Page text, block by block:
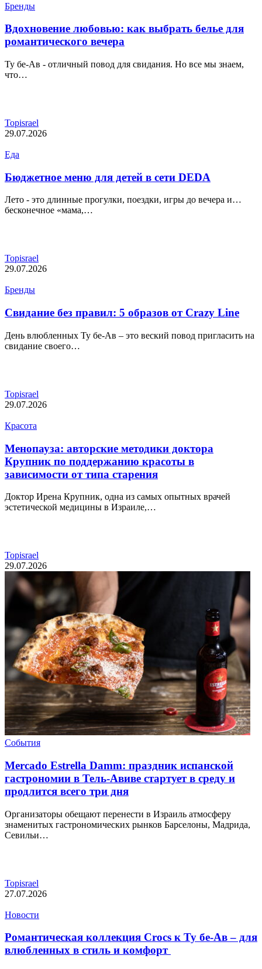
Бренды
Вдохновение любовью: как выбрать белье для
романтического вечера
Ту бе-Ав - отличный повод для свидания. Но все мы знаем,
что…
Topisrael
29.07.2026
Еда
Бюджетное меню для детей в сети DEDA
Лето - это длинные прогулки, поездки, игры до вечера и…
бесконечное «мама,…
Topisrael
29.07.2026
Бренды
Свидание без правил: 5 образов от Crazy Line
День влюбленных Ту бе-Ав – это веский повод пригласить на
свидание своего…
Topisrael
29.07.2026
Красота
Менопауза: авторские методики доктора
Крупник по поддержанию красоты в
зависимости от типа старения
Доктор Ирена Крупник, одна из самых опытных врачей
эстетической медицины в Израиле,…
Topisrael
29.07.2026
События
Mercado Estrella Damm: праздник испанской
гастрономии в Тель-Авиве стартует в среду и
продлится всего три дня
Организаторы обещают перенести в Израиль атмосферу
знаменитых гастрономических рынков Барселоны, Мадрида,
Севильи…
Topisrael
27.07.2026
Новости
Романтическая коллекция Crocs к Ту бе-Ав – для
влюбленных в стиль и комфорт